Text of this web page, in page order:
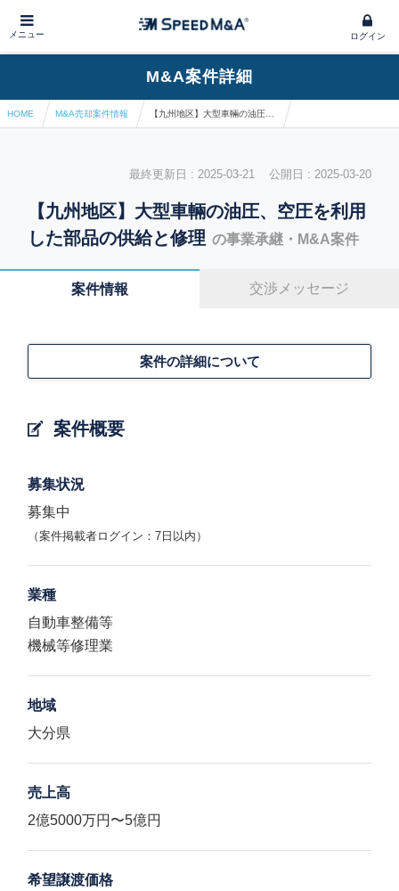
メニュー ログイン
M&A案件詳細
HOME M&A売却案件情報
最終更新日 : 2025-03-21 公開日 : 2025-03-20
【九州地区】大型車輛の油圧、空圧を利用
した部品の供給と修理 の事業承継・M&A案件
案件情報 交渉メッセージ
案件概要
案件の詳細について
募集状況
募集中
（案件掲載者ログイン：7日以内）
業種
自動車整備等
機械等修理業
地域
大分県
売上高
2億5000万円〜5億円
希望譲渡価格